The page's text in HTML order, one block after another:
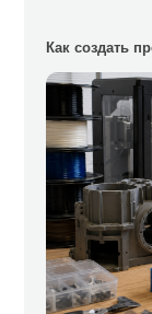
Как создать